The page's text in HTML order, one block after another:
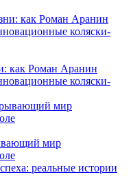
как Роман Аранин
коляски-
мир